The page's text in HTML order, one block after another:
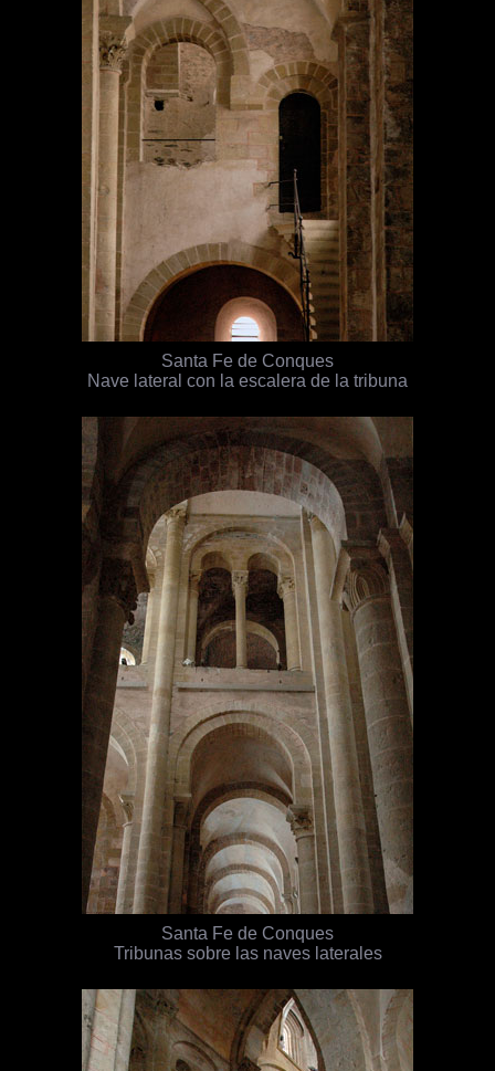
Santa Fe de Conques
Nave lateral con la escalera de la tribuna
Santa Fe de Conques
Tribunas sobre las naves laterales